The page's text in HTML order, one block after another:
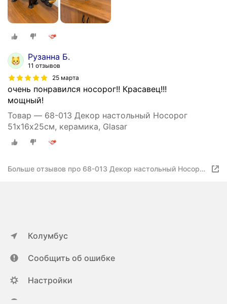
Рузанна Б.
11 отзывов
25 марта
очень понравился носорог!! Красавец!!!
мощный!
Товар — 68-013 Декор настольный Носорог
51х16х25см, керамика, Glasar
Больше отзывов про 68-013 Декор настольный Носорог
Колумбус
Сообщить об ошибке
Настройки